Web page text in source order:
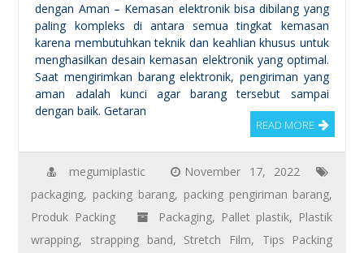
dengan Aman – Kemasan elektronik bisa dibilang yang
paling kompleks di antara semua tingkat kemasan
karena membutuhkan teknik dan keahlian khusus untuk
menghasilkan desain kemasan elektronik yang optimal.
Saat mengirimkan barang elektronik, pengiriman yang
aman adalah kunci agar barang tersebut sampai
dengan baik. Getaran
READ MORE
megumiplastic
November 17, 2022
packaging, packing barang, packing pengiriman barang,
Produk Packing
Packaging, Pallet plastik, Plastik
wrapping, strapping band, Stretch Film, Tips Packing